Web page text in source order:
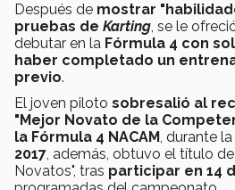
Después de mostrar
pruebas de Karting, se le
debutar en la Fórmula 4 con
haber completado un
previo.
El joven piloto sobresalió al
"Mejor Novato de la
la Fórmula 4 NACAM, durante la
2017, además, obtuvo el título
Novatos", tras participar en 14